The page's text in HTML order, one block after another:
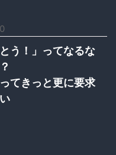
う！」ってなるな
てきっと更に要求